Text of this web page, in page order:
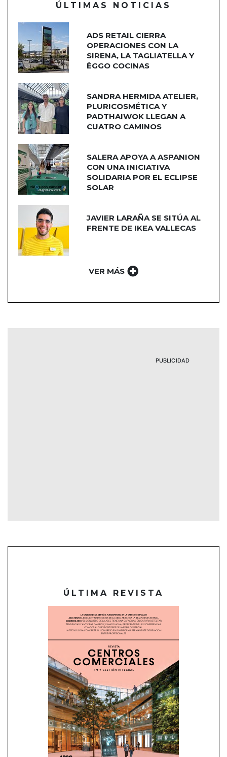
ÚLTIMAS NOTICIAS
ADS RETAIL CIERRA
OPERACIONES CON LA
SIRENA, LA TAGLIATELLA Y
ÈGGO COCINAS
SANDRA HERMIDA ATELIER,
PLURICOSMÉTICA Y
PADTHAIWOK LLEGAN A
CUATRO CAMINOS
SALERA APOYA A ASPANION
CON UNA INICIATIVA
SOLIDARIA POR EL ECLIPSE
SOLAR
JAVIER LARAÑA SE SITÚA AL
FRENTE DE IKEA VALLECAS
VER MÁS
PUBLICIDAD
ÚLTIMA REVISTA